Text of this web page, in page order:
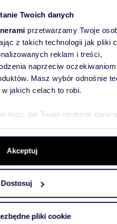
Twoich danych
przetwarzamy Twoje
z takich technologii jak pliki
reklam i treści,
naprzeciw oczekiwaniom
Masz wybór odnośnie
jakich celach to robi.
tego, jak Twoje osobiste dane
cookie możesz zmienić
chwili.
i analizować ruch w
korzystasz z naszej witryny,
połączyć te informacje z
Akceptuj
Dostosuj
pliki cookie
94,43
Dom z ogrodem, basenem i mieszkaniem
585
Na